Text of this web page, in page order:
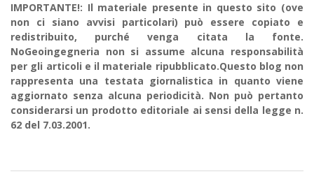
IMPORTANTE!: Il materiale presente in questo sito (ove
non ci siano avvisi particolari) può essere copiato e
redistribuito, purché venga citata la fonte.
NoGeoingegneria non si assume alcuna responsabilità
per gli articoli e il materiale ripubblicato.Questo blog non
rappresenta una testata giornalistica in quanto viene
aggiornato senza alcuna periodicità. Non può pertanto
considerarsi un prodotto editoriale ai sensi della legge n.
62 del 7.03.2001.